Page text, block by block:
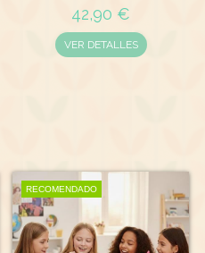
42,90 €
VER DETALLES
RECOMENDADO